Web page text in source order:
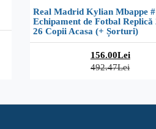
Real Madrid Kylian Mbappe
Echipament de Fotbal Replică
26 Copii Acasa (+ Șorturi)
156.00Lei
492.47Lei